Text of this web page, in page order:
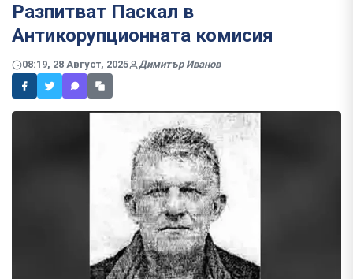
Разпитват Паскал в
Антикорупционната комисия
08:19, 28 Август, 2025 Димитър Иванов